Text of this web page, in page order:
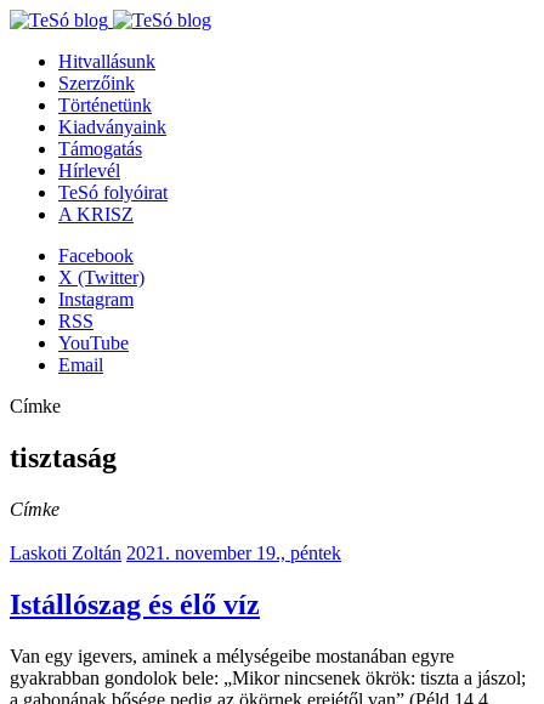
Hitvallásunk
Szerzőink
Történetünk
Kiadványaink
Támogatás
Hírlevél
TeSó folyóirat
A KRISZ
Facebook
X (Twitter)
Instagram
RSS
YouTube
Email
Címke
tisztaság
Címke
Laskoti Zoltán 2021. november 19., péntek
Istállószag és élő víz
Van egy igevers, aminek a mélységeibe mostanában egyre
gyakrabban gondolok bele: „Mikor nincsenek ökrök: tiszta a jászol;
a gabonának bősége pedig az ökörnek erejétől van” (Péld 14,4